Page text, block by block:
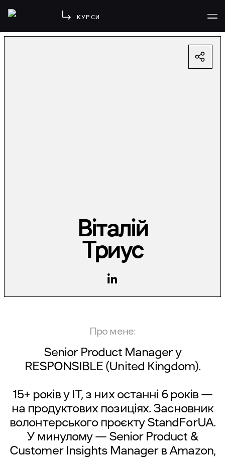
КУРСИ
Віталій
Триус
Про мене:
Senior Product Manager у
RESPONSIBLE (United Kingdom).
15+ років у IT, з них останні 6 років —
на продуктових позиціях. Засновник
волонтерського проєкту StandForUA.
У минулому — Senior Product &
Customer Insights Manager в Amazon,